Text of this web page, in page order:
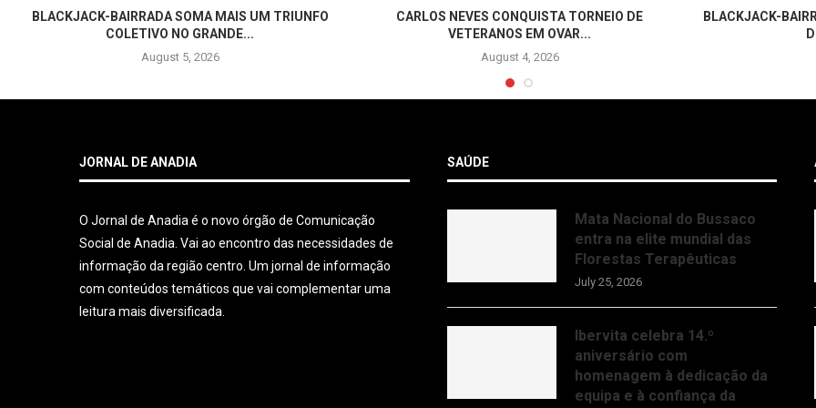
BLACKJACK-BAIRRADA SOMA MAIS UM TRIUNFO
COLETIVO NO GRANDE...
August 5, 2026
CARLOS NEVES CONQUISTA TORNEIO DE
VETERANOS EM OVAR...
August 4, 2026
BLACKJACK-
JORNAL DE ANADIA
O Jornal de Anadia é o novo órgão de Comunicação
Social de Anadia. Vai ao encontro das necessidades de
informação da região centro. Um jornal de informação
com conteúdos temáticos que vai complementar uma
leitura mais diversificada.
SAÚDE
Mata Nacional do Bussaco
entra na elite mundial das
Florestas Terapêuticas
July 25, 2026
Ibervita celebra 14.º
aniversário com
homenagem à dedicação da
equipa e à confiança da